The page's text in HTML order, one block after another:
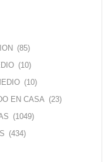
(85)
(10)
(10)
EN CASA
(23)
(1049)
(434)